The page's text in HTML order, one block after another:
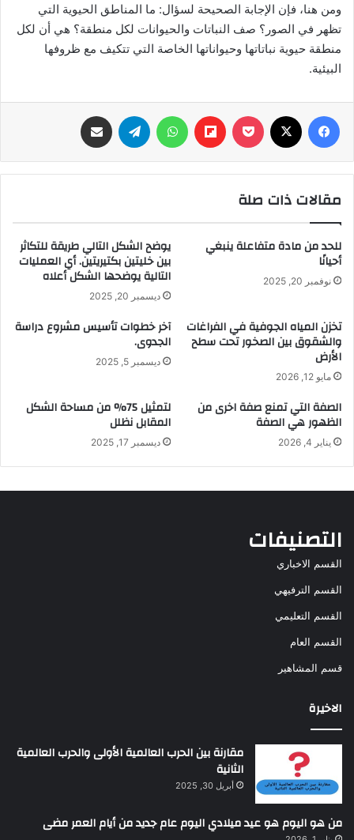
ومن هنا، فإن الإجابة الصحيحة لسؤال: ما المناطق الحيوية التي
تظهر في الصور؟ صف النباتات والحيوانات لكل منطقة؟ هي أن لكل
منطقة حيوية نباتاتها وحيواناتها الخاصة التي تتكيف مع ظروفها
البيئية.
فيسبوك ‫Pocket
Flipboard واتساب تيلقرام
مقالات ذات صلة
للحد من مادة متفاعلة ينبغي
أحيانًا
نوفمبر 20, 2025
يوضح الشكل التالي طريقة للتكاثر
بين خليتين بكتيريتين. أي العمليات
التالية يوضحها الشكل أعلاه
ديسمبر 20, 2025
تخزن المياه الجوفية في الفراغات
والشقوق بين الصخور تحت سطح
الأرض
مايو 12, 2026
آخر خطوات تأسيس مشروع دراسة
الجدوى.
ديسمبر 5, 2025
الصفة التي تمنع صفة اخرى من
الظهور هي الصفة
يناير 4, 2026
لتمثيل 75% من مساحة الشكل
المقابل نظلل
ديسمبر 17, 2025
التصنيفات
القسم الاخباري
القسم الترفيهي
القسم التعليمي
القسم العام
قسم المشاهير
الاخيرة
مقارنة بين الحرب العالمية الأولى والحرب العالمية
الثانية
أبريل 30, 2025
من هو اليوم هو عيد ميلادي اليوم عام جديد من أيام العمر مضى